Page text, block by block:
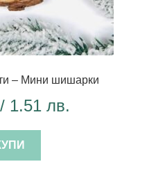
– Мини шишарки
/ 1.51 лв.